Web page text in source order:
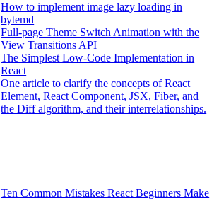
How to implement image lazy loading in
bytemd
Full-page Theme Switch Animation with the
View Transitions API
The Simplest Low-Code Implementation in
React
One article to clarify the concepts of React
Element, React Component, JSX, Fiber, and
the Diff algorithm, and their interrelationships.
Ten Common Mistakes React Beginners Make